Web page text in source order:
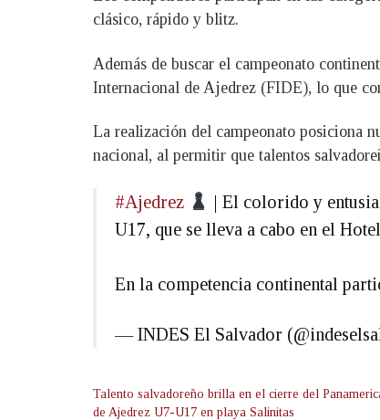
clásico, rápido y blitz.
Además de buscar el campeonato
Internacional de Ajedrez (FIDE), lo que
La realización del campeonato posiciona
nacional, al permitir que talentos
#Ajedrez
| El colorido y
U17, que se lleva a cabo en el
En la competencia continental
— INDES El Salvador
Talento salvadoreño brilla en el cierre del
de Ajedrez U7-U17 en playa Salinitas